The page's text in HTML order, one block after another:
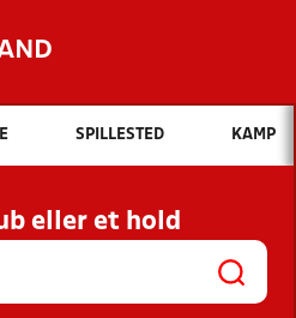
Hvad vil du søge efter?
INDHOLD OG NYHEDER
KLUBBER OG
HOLD
SPILLESTED KAMP
eller et hold